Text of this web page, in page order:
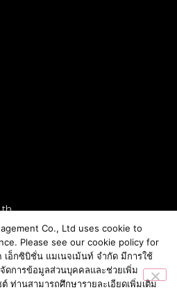
Co., Ltd uses cookie to
Please see our cookie policy for
อ็กซิบิชั่น แมเนจเม้นท์ จำกัด มีการใช้
ดการข้อมูลส่วนบุคคลและช่วยเพิ่ม
ท่านสามารถศึกษารายละเอียดเพิ่มเติม